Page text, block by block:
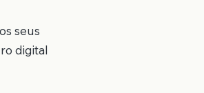
seus
digital